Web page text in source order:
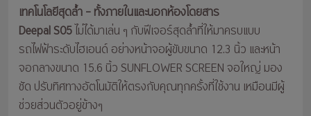
เทคโนโลยีสุดล้ำ – ทั้งภายในและนอกห้องโดยสาร
Deepal S05 ไม่ได้มาเล่น ๆ กับฟีเจอร์สุดล้ำที่ให้มาครบแบบ
รถไฟฟ้าระดับไฮเอนด์ อย่างหน้าจอผู้ขับขนาด 12.3 นิ้ว และหน้า
จอกลางขนาด 15.6 นิ้ว SUNFLOWER SCREEN จอใหญ่ มอง
ชัด ปรับทิศทางอัตโนมัติให้ตรงกับคุณทุกครั้งที่ใช้งาน เหมือนมีผู้
ช่วยส่วนตัวอยู่ข้างๆ